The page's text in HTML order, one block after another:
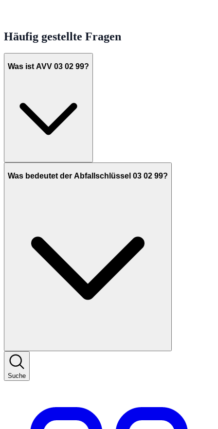
Häufig gestellte Fragen
Was ist AVV 03 02 99?
Was bedeutet der Abfallschlüssel 03 02 99?
Suche